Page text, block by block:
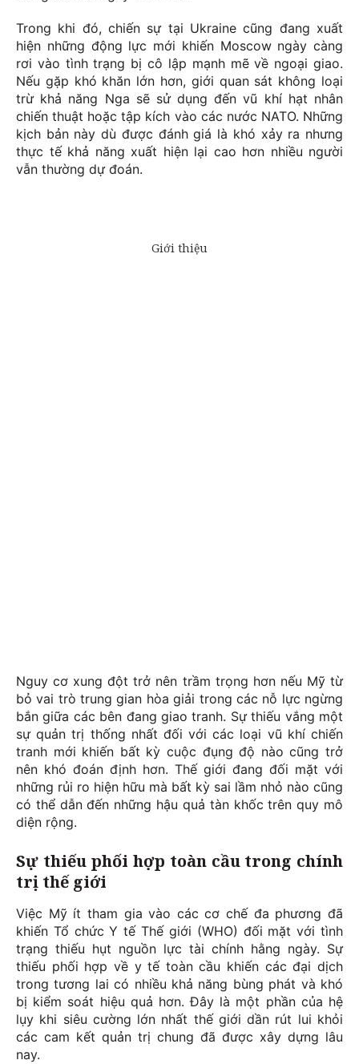
Trong khi đó, chiến sự tại Ukraine cũng đang xuất
hiện những động lực mới khiến Moscow ngày càng
rơi vào tình trạng bị cô lập mạnh mẽ về ngoại giao.
Nếu gặp khó khăn lớn hơn, giới quan sát không loại
trừ khả năng Nga sẽ sử dụng đến vũ khí hạt nhân
chiến thuật hoặc tập kích vào các nước NATO. Những
kịch bản này dù được đánh giá là khó xảy ra nhưng
thực tế khả năng xuất hiện lại cao hơn nhiều người
vẫn thường dự đoán.
Nguy cơ xung đột trở nên trầm trọng hơn nếu Mỹ từ
bỏ vai trò trung gian hòa giải trong các nỗ lực ngừng
bắn giữa các bên đang giao tranh. Sự thiếu vắng một
sự quản trị thống nhất đối với các loại vũ khí chiến
tranh mới khiến bất kỳ cuộc đụng độ nào cũng trở
nên khó đoán định hơn. Thế giới đang đối mặt với
những rủi ro hiện hữu mà bất kỳ sai lầm nhỏ nào cũng
có thể dẫn đến những hậu quả tàn khốc trên quy mô
diện rộng.
Sự thiếu phối hợp toàn cầu trong chính
trị thế giới
Việc Mỹ ít tham gia vào các cơ chế đa phương đã
khiến Tổ chức Y tế Thế giới (WHO) đối mặt với tình
trạng thiếu hụt nguồn lực tài chính hằng ngày. Sự
thiếu phối hợp về y tế toàn cầu khiến các đại dịch
trong tương lai có nhiều khả năng bùng phát và khó
bị kiểm soát hiệu quả hơn. Đây là một phần của hệ
lụy khi siêu cường lớn nhất thế giới dần rút lui khỏi
các cam kết quản trị chung đã được xây dựng lâu
nay.